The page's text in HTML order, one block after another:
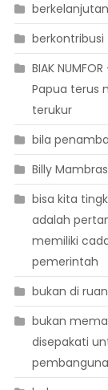
berkelanjutan
berkontribusi
BIAK
Papua terus
terukur
bila
Billy
bisa kita
adalah
memiliki
pemerintah
bukan di
bukan
disepakati